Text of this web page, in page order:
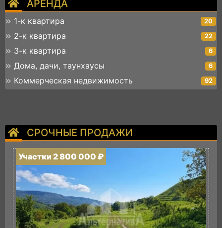
АРЕНДА
1-к квартира 20
2-к квартира 22
3-к квартира 6
Дома, дачи, таунхаусы 6
Коммерческая недвижимость 92
СРОЧНЫЕ ПРОДАЖИ
Участки 2 800 000 ₽